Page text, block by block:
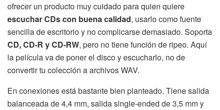
ofrecer un producto muy cuidado para quien quiere
escuchar CDs con buena calidad, usarlo como fuente
sencilla de escritorio y no complicarse demasiado. Soporta
CD, CD-R y CD-RW, pero no tiene función de ripeo. Aquí
la película va de poner el disco y escucharlo, no de
convertir tu colección a archivos WAV.
En conexiones está bastante bien planteado. Tiene salida
balanceada de 4,4 mm, salida single-ended de 3,5 mm y